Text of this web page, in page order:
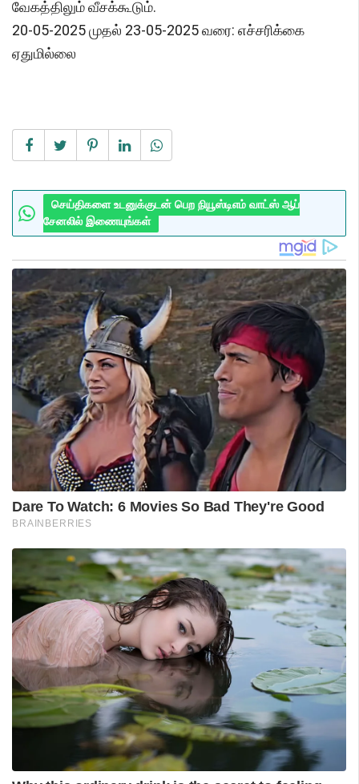
வேகத்திலும் வீசக்கூடும்.
20-05-2025 முதல் 23-05-2025 வரை: எச்சரிக்கை
ஏதுமில்லை
செய்திகளை உடனுக்குடன் பெற நியூஸ்டிஎம் வாட்ஸ் ஆப்
சேனலில் இணையுங்கள்